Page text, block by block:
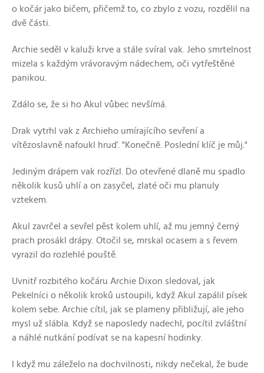
o kočár jako bičem, přičemž to, co zbylo z vozu, rozdělil na
dvě části.
Archie seděl v kaluži krve a stále svíral vak. Jeho smrtelnost
mizela s každým vrávoravým nádechem, oči vytřeštěné
panikou.
Zdálo se, že si ho Akul vůbec nevšímá.
Drak vytrhl vak z Archieho umírajícího sevření a
vítězoslavně nafoukl hruď. "Konečně. Poslední klíč je můj."
Jediným drápem vak rozřízl. Do otevřené dlaně mu spadlo
několik kusů uhlí a on zasyčel, zlaté oči mu planuly
vztekem.
Akul zavrčel a sevřel pěst kolem uhlí, až mu jemný černý
prach prosákl drápy. Otočil se, mrskal ocasem a s řevem
vyrazil do rozlehlé pouště.
Uvnitř rozbitého kočáru Archie Dixon sledoval, jak
Pekelníci o několik kroků ustoupili, když Akul zapálil písek
kolem sebe. Archie cítil, jak se plameny přibližují, ale jeho
mysl už slábla. Když se naposledy nadechl, pocítil zvláštní
a náhlé nutkání podívat se na kapesní hodinky.
I když mu záleželo na dochvilnosti, nikdy nečekal, že bude